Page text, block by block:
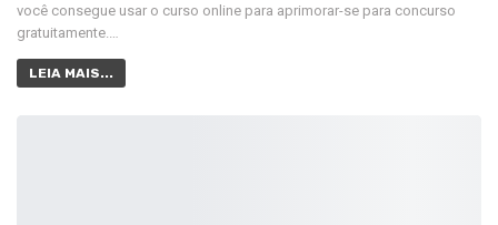
você consegue usar o curso online para aprimorar-se para concurso
gratuitamente.…
LEIA MAIS...